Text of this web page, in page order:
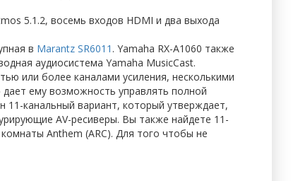
5.1.2, восемь входов HDMI и два выхода
в Marantz SR6011 . Yamaha RX-A1060 также
аудиосистема Yamaha MusicCast.
или более каналами усиления, несколькими
ему возможность управлять полной
11-канальный вариант, который утверждает,
AV-ресиверы. Вы также найдете 11-
Anthem (ARC). Для того чтобы не